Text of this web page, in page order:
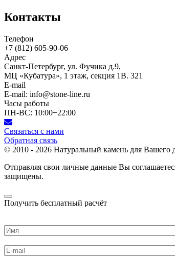
Контакты
Телефон
+7 (812) 605-90-06
Адрес
Санкт-Петербург, ул. Фучика д.9,
МЦ «Кубатура», 1 этаж, секция 1В. 321
E-mail
E-mail: info@stone-line.ru
Часы работы
ПН-ВС: 10:00−22:00
Связаться с нами
Обратная связь
© 2010 - 2026 Натуральный камень для Вашего
Отправляя свои личные данные Вы
защищены.
Получить бесплатный расчёт